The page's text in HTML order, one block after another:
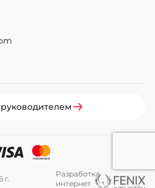
руководителем
г.
Разработка
интернет